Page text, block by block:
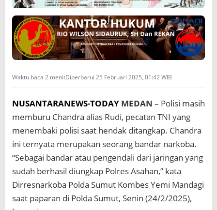
a
k
i
A
n
g
o
t
P
l
i
s
i
d
A
s
h
Waktu baca 2 menitDiperbarui 25 Februari 2025, 01:42 WIB
NUSANTARANEWS-TODAY MEDAN – Polisi masih
memburu Chandra alias Rudi, pecatan TNI yang
menembaki polisi saat hendak ditangkap. Chandra
ini ternyata merupakan seorang bandar narkoba.
“Sebagai bandar atau pengendali dari jaringan yang
sudah berhasil diungkap Polres Asahan,” kata
Dirresnarkoba Polda Sumut Kombes Yemi Mandagi
saat paparan di Polda Sumut, Senin (24/2/2025),